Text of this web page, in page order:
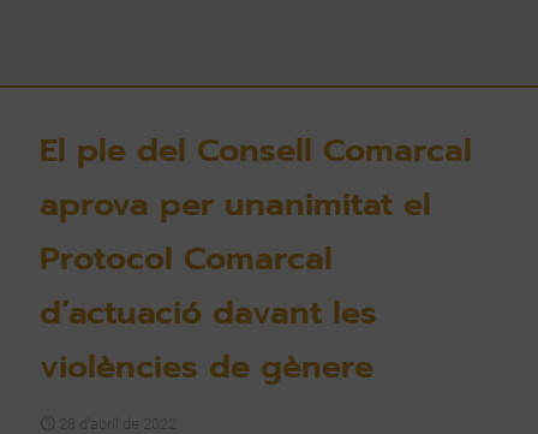
El ple del Consell Comarcal
aprova per unanimitat el
Protocol Comarcal
d’actuació davant les
violències de gènere
28 d'abril de 2022